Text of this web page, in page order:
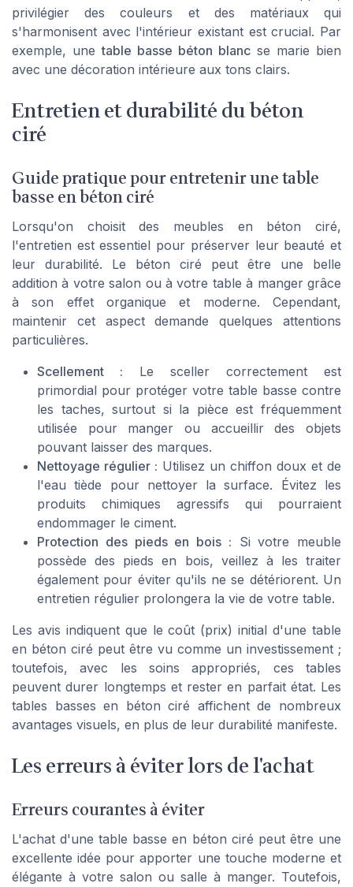
privilégier des couleurs et des matériaux qui
s'harmonisent avec l'intérieur existant est crucial. Par
exemple, unetable basse béton blanc se marie bien
avec une décoration intérieure aux tons clairs.
Entretien et durabilité du béton
ciré
Guide pratique pour entretenir une table
basse en béton ciré
Lorsqu'on choisit des meubles en béton ciré,
l'entretien est essentiel pour préserver leur beauté et
leur durabilité. Le béton ciré peut être une belle
addition à votre salon ou à votre table à manger grâce
à son effet organique et moderne. Cependant,
maintenir cet aspect demande quelques attentions
particulières.
Scellement : Le sceller correctement est
primordial pour protéger votre table basse contre
les taches, surtout si la pièce est fréquemment
utilisée pour manger ou accueillir des objets
pouvant laisser des marques.
Nettoyage régulier : Utilisez un chiffon doux et de
l'eau tiède pour nettoyer la surface. Évitez les
produits chimiques agressifs qui pourraient
endommager le ciment.
Protection des pieds en bois : Si votre meuble
possède des pieds en bois, veillez à les traiter
également pour éviter qu'ils ne se détériorent. Un
entretien régulier prolongera la vie de votre table.
Les avis indiquent que le coût (prix) initial d'une table
en béton ciré peut être vu comme un investissement ;
toutefois, avec les soins appropriés, ces tables
peuvent durer longtemps et rester en parfait état. Les
tables basses en béton ciré affichent de nombreux
avantages visuels, en plus de leur durabilité manifeste.
Les erreurs à éviter lors de l'achat
Erreurs courantes à éviter
L'achat d'une table basse en béton ciré peut être une
excellente idée pour apporter une touche moderne et
élégante à votre salon ou salle à manger. Toutefois,